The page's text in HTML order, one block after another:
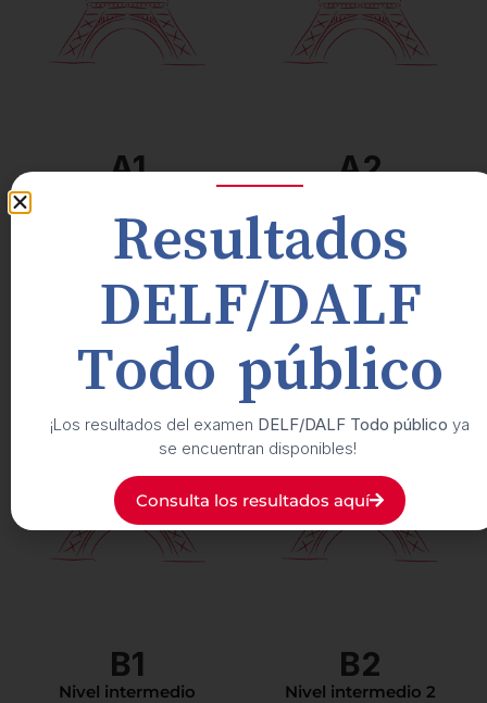
A1 A2
Nivel independiente.
Puede entender y
participar en una
discusión, dar su opinión,
B1
Nivel intermedio
Puede argumentar para
dar su opinión,
desarrollar su punto de
vista y sus conocimientos
B2
Nivel intermedio 2
La comunicación es
espontánea. Tiene el
vocabulario suficiente para
enfrentar cualquier
situación. Se expresa de
manera construida tanto en
francés escrito como en
francés oral usando
estructuras apropiadas.
exime de cualquier test de
nivel para el ingreso a la
universidad en Francia.
Es capaz de realizar
trabajos académicos de
nivel muy avanzado
(como un resumen a
partir de un documento
audio muy largo). El
Resultados
DELF/DALF
Todo público
¡Los resultados del examen DELF/DALF Todo público ya
se encuentran disponibles!
Consulta los resultados aquí